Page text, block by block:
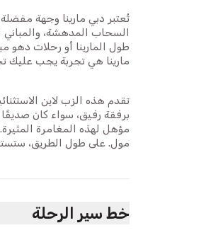
تُعتبر دبي مارينا وجهة
السحاب المدهشة،
طول المارينا أو رحلات
مارينا هي تجربة يجب عليك
تقدم هذه الزب لاين
مؤهل لهذه المغامرة
مول. على طول الطريق،
خط سير الرحلة